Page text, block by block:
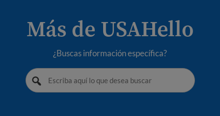
Más de USAHello
¿Buscas información específica?